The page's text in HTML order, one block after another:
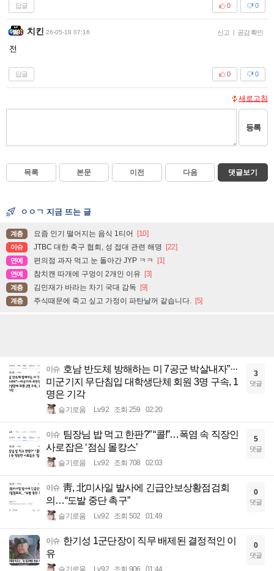
답글 0
0
치킨 26-05-18 07:16 신고 | 공감 확인
전
답글 0
0
새로고침
등록
목록 본문 이전 다음 댓글보기
ㅇㅇㄱ 지금 뜨는 글
계층 요즘 인기 떨어지는 음식 1티어 [10]
이슈 JTBC 대한 축구 협회, 성 접대 관련 해명 [22]
연예 편의점 과자 먹고 눈 돌아간 JYP ㅋㅋ [1]
연예 참치캔 따개에 구멍이 2개인 이유 [3]
계층 김민재가 바라는 차기 국대 감독 [9]
계층 주식때문에 죽고 싶고 가정이 파탄날꺼 같습니다. [5]
이슈 호남 반도체 방해하는 미 7공군 박살내자”···
미군기지 무단침입 대학생단체 회원 3명 구속, 1
명은 기각
슬기로움 Lv.92 조회 259 02:20
3
댓글
이슈 팀장님 밥 먹고 한판?” “콜!”…폭염 속 직장인
사로잡은 ‘점심 몰캉스’
슬기로움 Lv.92 조회 708 02:03
5
댓글
이슈 靑, 北미사일 발사에 긴급안보상황점검회
의…“도발 중단 촉구”
슬기로움 Lv.92 조회 502 01:49
0
댓글
이슈 한기성 1군단장이 직무 배제된 결정적인 이
유
슬기로움 Lv.92 조회 906 01:44
0
댓글